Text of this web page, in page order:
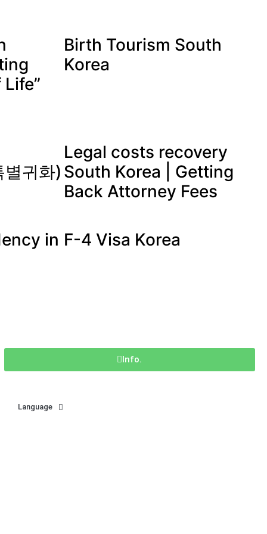
Birth Tourism South
Korea
귀화)
Legal costs recovery
South Korea | Getting
Back Attorney Fees
in F-4 Visa Korea
Info.
Language